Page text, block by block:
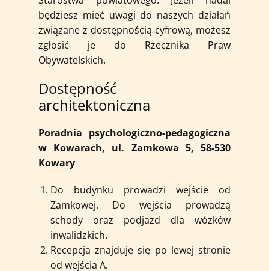
będziesz mieć uwagi do naszych działań
związane z dostępnością cyfrową, możesz
zgłosić je do Rzecznika Praw
Obywatelskich.
Dostępność
architektoniczna
Poradnia psychologiczno-pedagogiczna
w Kowarach, ul. Zamkowa 5, 58-530
Kowary
Do budynku prowadzi wejście od
Zamkowej. Do wejścia prowadzą
schody oraz podjazd dla wózków
inwalidzkich.
Recepcja znajduje się po lewej stronie
od wejścia A.